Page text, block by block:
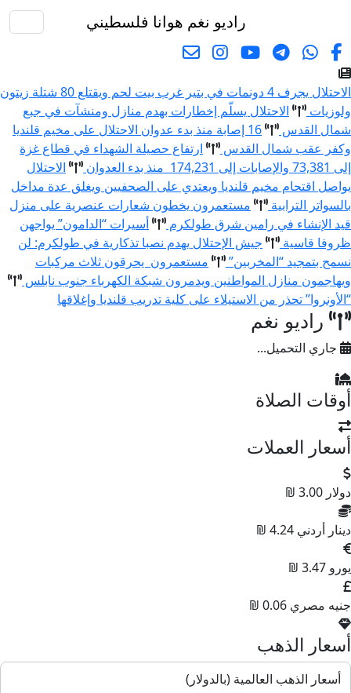
راديو نغم هوانا فلسطيني
الاحتلال يجرف 4 دونمات في بتير غرب بيت لحم ويقتلع 80 شتلة زيتون
ولوزيات
الاحتلال يسلّم إخطارات بهدم منازل ومنشآت في جبع
شمال القدس
16 إصابة منذ بدء عدوان الاحتلال على مخيم قلنديا
وكفر عقب شمال القدس
ارتفاع حصيلة الشهداء في قطاع غزة
إلى 73,381 والإصابات إلى 174,231 منذ بدء العدوان
الاحتلال
يواصل اقتحام مخيم قلنديا ويعتدي على الصحفيين ويغلق عدة مداخل
بالسواتر الترابية
مستعمرون يخطون شعارات عنصرية على منزل
قيد الإنشاء في رامين شرق طولكرم
أسيرات “الدامون” يواجهن
ظروفا قاسية
جيش الإحتلال يهدم نصبا تذكارية في طولكرم: لن
نسمح بتمجيد “المخربين”
مستعمرون يحرقون ثلاث مركبات
ويهاجمون منازل المواطنين ويدمرون شبكة الكهرباء جنوب نابلس
“الأونروا” تحذر من الاستيلاء على كلية تدريب قلنديا وإغلاقها
راديو نغم
جاري التحميل...
أوقات الصلاة
أسعار العملات
دولار 3.00 ₪
دينار أردني 4.24 ₪
يورو 3.47 ₪
جنيه مصري 0.06 ₪
أسعار الذهب
أسعار الذهب العالمية (بالدولار)